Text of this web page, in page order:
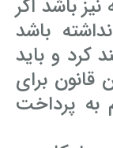
حتی اگر ۵۰۰ سکه نیز باشد اگر
باشد
کرد و باید
قانون برای
به پرداخت